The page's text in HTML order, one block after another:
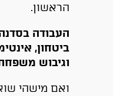
הראשון.
העבודה
ביטחון,
וגיבוש
ואם מישהי